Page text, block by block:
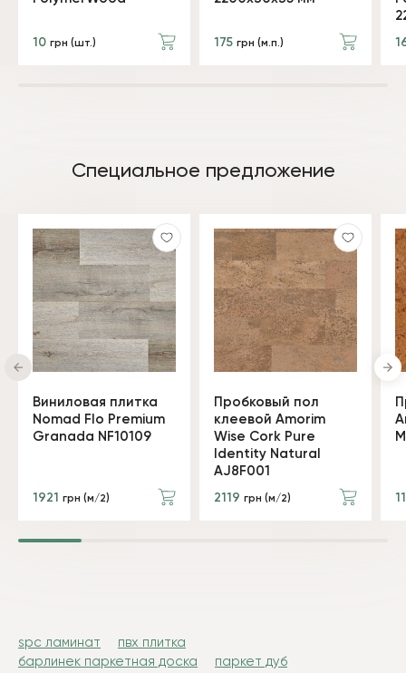
10 грн (шт.) 175 грн (м.п.)
Специальное предложение
Виниловая плитка
Nomad Flo Premium
Granada NF10109
1921 грн (м/2)
Пробковый пол
клеевой Amorim
Wise Cork Pure
Identity Natural
AJ8F001
2119 грн (м/2)
spc ламинат
пвх плитка
барлинек паркетная доска
паркет дуб